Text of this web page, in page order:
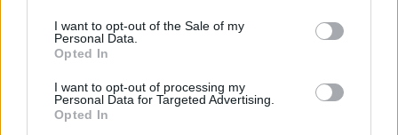
I want to opt-out of the Sale of my
Personal Data.
Opted In
I want to opt-out of processing my
Personal Data for Targeted Advertising.
Opted In